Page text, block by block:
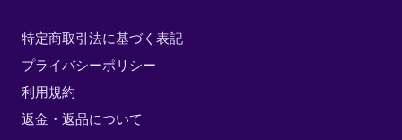
特定商取引法に基づく表記
プライバシーポリシー
利用規約
返金・返品について